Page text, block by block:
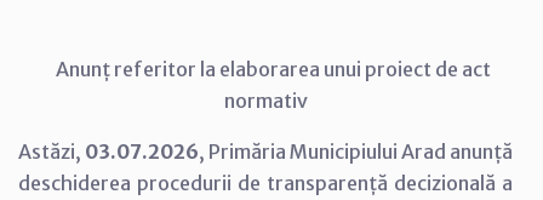
Anunț referitor la elaborarea unui proiect de act
normativ
Astăzi, 03.07.2026, Primăria Municipiului Arad anunță
deschiderea procedurii de transparență decizională a